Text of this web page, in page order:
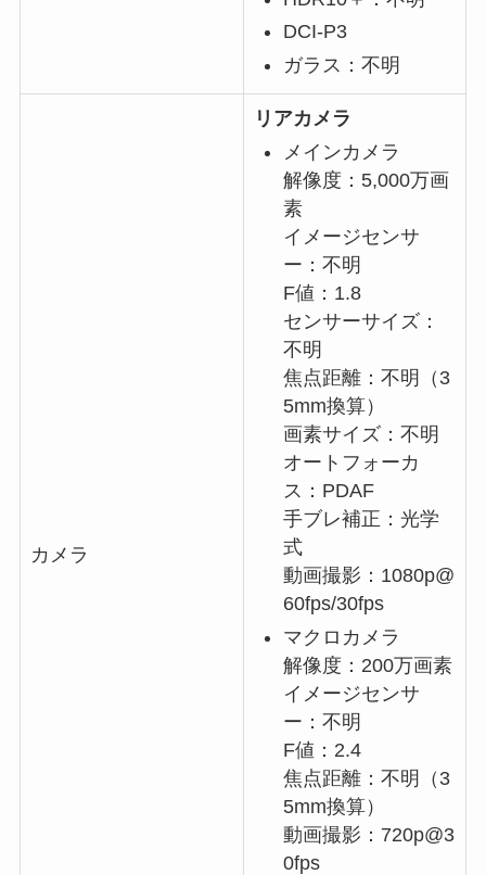
DCI-P3
ガラス：不明
カメラ
リアカメラ
メインカメラ
解像度：5,000万画
素
イメージセンサ
ー：不明
F値：1.8
センサーサイズ：
不明
焦点距離：不明（3
5mm換算）
画素サイズ：不明
オートフォーカ
ス：PDAF
手ブレ補正：光学
式
動画撮影：1080p@
60fps/30fps
マクロカメラ
解像度：200万画素
イメージセンサ
ー：不明
F値：2.4
焦点距離：不明（3
5mm換算）
動画撮影：720p@3
0fps